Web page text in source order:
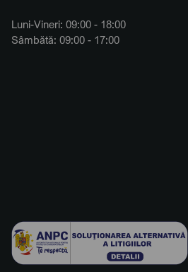
Luni-Vineri: 09:00 - 18:00
Sâmbătă: 09:00 - 17:00